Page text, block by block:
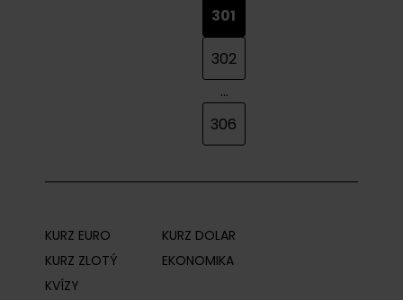
301
302
...
306
KURZ EURO
KURZ DOLAR
KURZ ZLOTÝ
EKONOMIKA
KVÍZY